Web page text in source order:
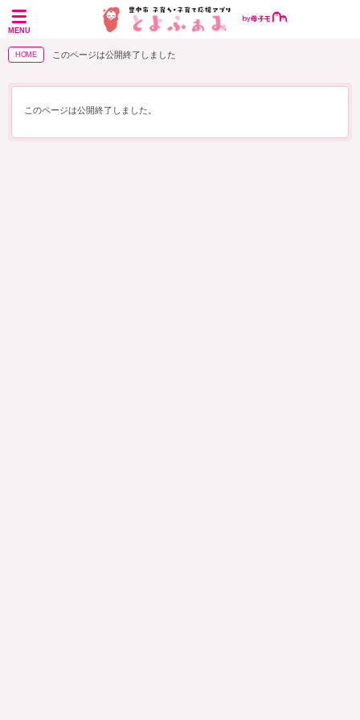
MENU
HOME このページは公開終了しました
このページは公開終了しました。